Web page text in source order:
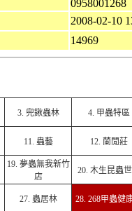
0958001268
2008-02-10
14969
3. 兜鍬蟲林 4. 甲蟲特區
11. 蟲藝 12. 蘭閒莊
19. 夢蟲無我新竹
店
20. 木生昆蟲
27. 蟲居林 28. 268甲蟲健